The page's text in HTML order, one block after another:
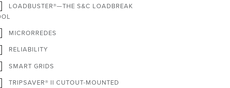
LOADBUSTER®—THE S&C LOADBREAK
MICRORREDES
RELIABILITY
SMART GRIDS
TRIPSAVER® II CUTOUT-MOUNTED